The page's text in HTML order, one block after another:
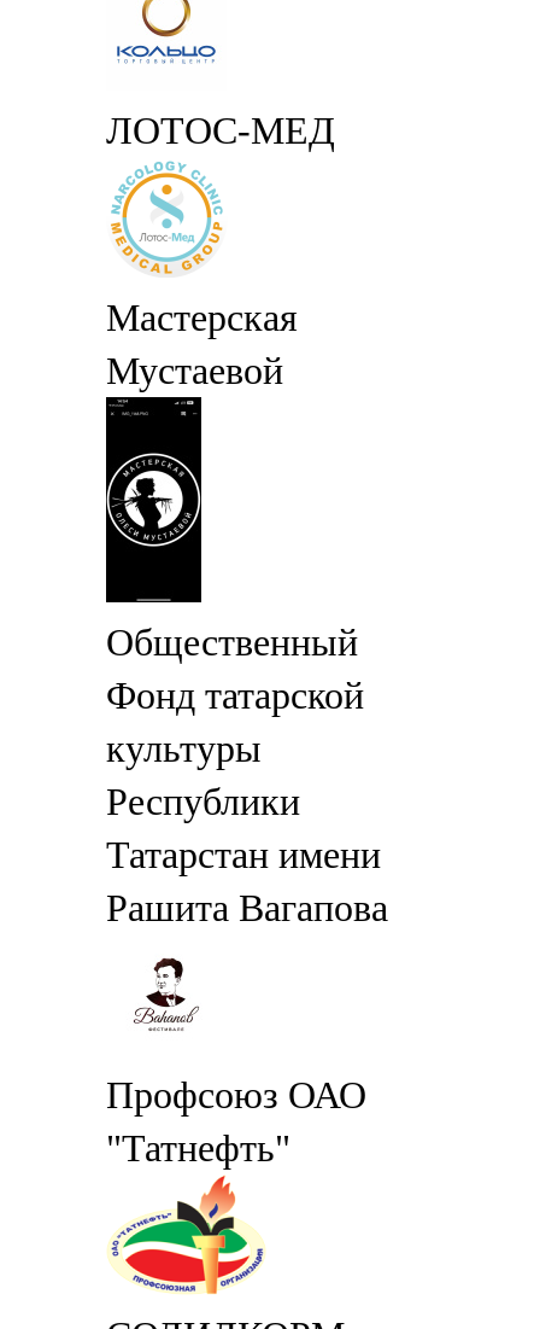
ЛОТОС-МЕД
Мастерская
Мустаевой
Общественный
Фонд татарской
культуры
Республики
Татарстан имени
Рашита Вагапова
Профсоюз ОАО
"Татнефть"